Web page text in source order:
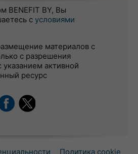
BENEFIT BY, Вы
с условиями
материалов с
с разрешения
активной
ресурс
Политика cookie